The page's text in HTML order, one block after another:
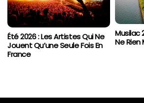
Été 2026 : Les Artistes Qui Ne
Jouent Qu’une Seule Fois En
France
Musilac
Ne Rien